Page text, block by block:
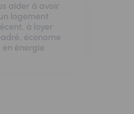
aider à avoir
logement
à loyer
économe
en énergie